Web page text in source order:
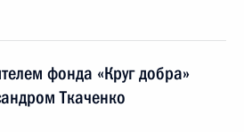
фонда «Круг добра»
Ткаченко